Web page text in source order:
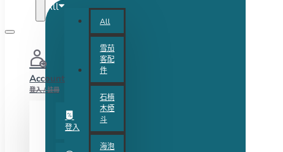
All
All
雪茄
客配
件
石楠
木煙
斗
海泡
Account
登入 / 註冊
登入